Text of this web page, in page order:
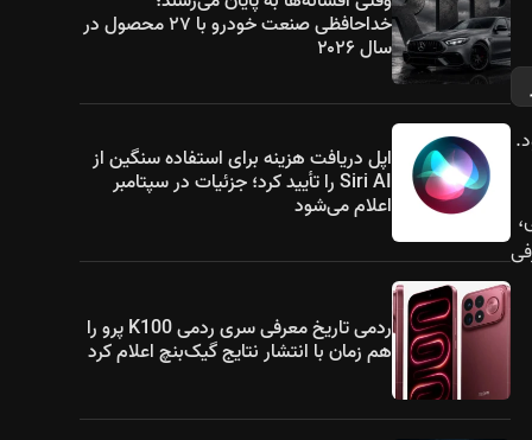
شود.
خداحافظی صنعت خودرو با ۲۷ محصول در
سال ۲۰۲۶
اپل دریافت هزینه برای استفاده سنگین از
Siri AI را تأیید کرد؛ جزئیات در سپتامبر
اعلام می‌شود
ردمی تاریخ معرفی سری ردمی K100 پرو را
هم زمان با انتشار نتایج گیک‌بنچ اعلام کرد